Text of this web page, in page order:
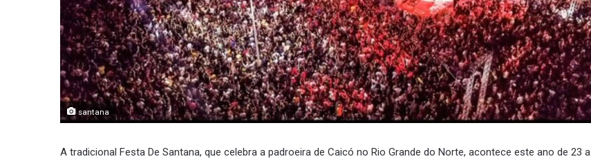
santana
A tradicional Festa De Santana, que celebra a padroeira de Caicó no Rio Grande do Norte, acontece este ano de 23 a